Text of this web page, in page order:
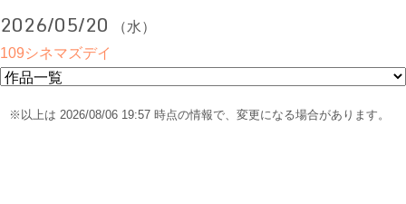
2026/05/20
（水）
109シネマズデイ
※以上は 2026/08/06 19:57 時点の情報で、変更になる場合があります。